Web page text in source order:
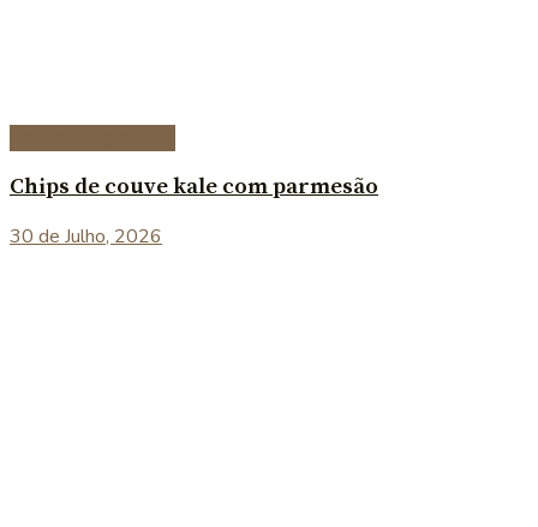
Chips de couve kale com parmesão
30 de Julho, 2026